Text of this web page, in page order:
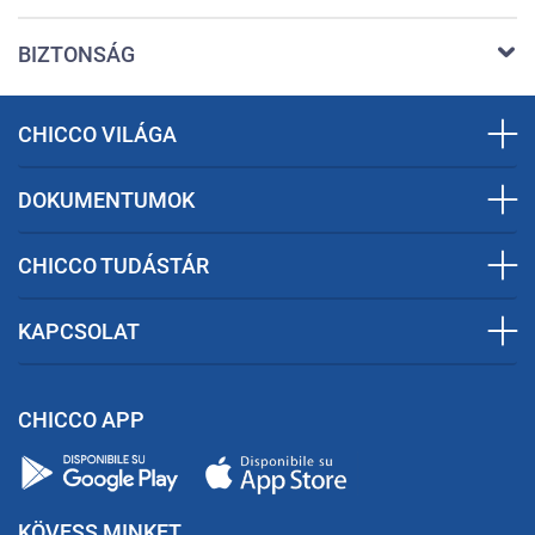
BIZTONSÁG
CHICCO VILÁGA
DOKUMENTUMOK
CHICCO TUDÁSTÁR
KAPCSOLAT
CHICCO APP